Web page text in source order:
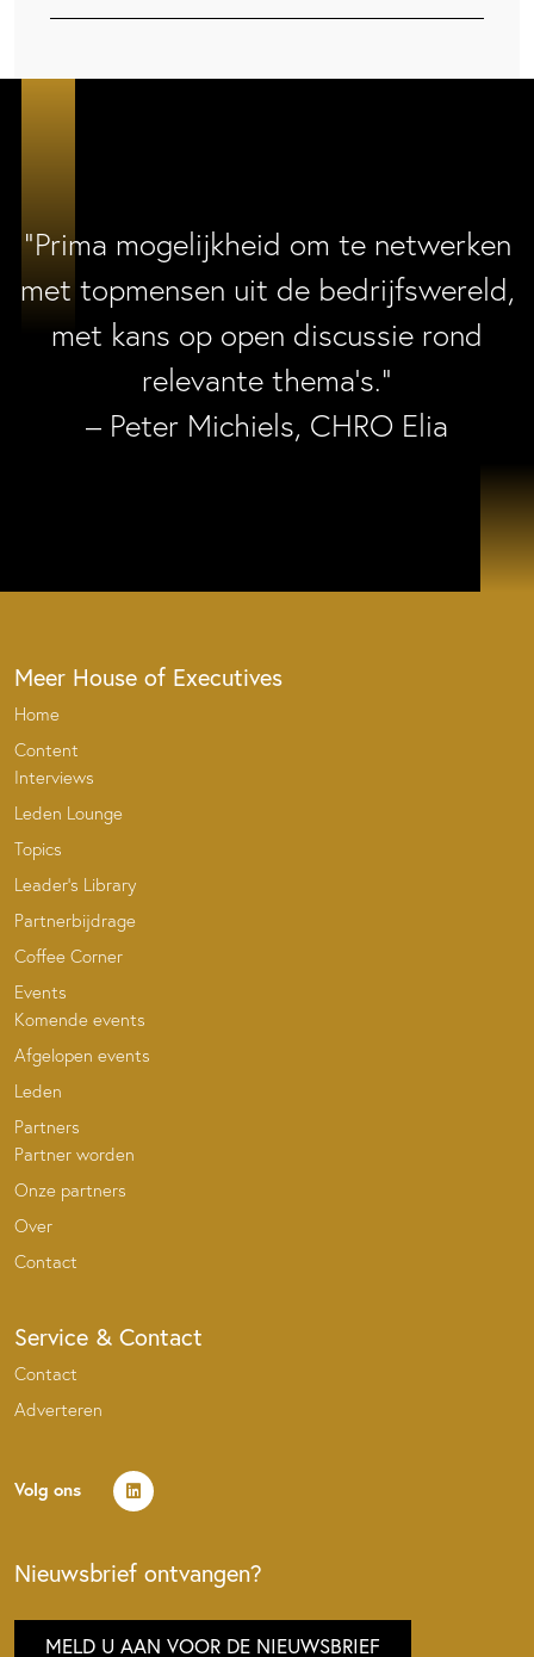
“Prima mogelijkheid om te netwerken
met topmensen uit de bedrijfswereld,
met kans op open discussie rond
relevante thema’s.”
– Peter Michiels, CHRO Elia
Meer House of Executives
Home
Content
Interviews
Leden Lounge
Topics
Leader’s Library
Partnerbijdrage
Coffee Corner
Events
Komende events
Afgelopen events
Leden
Partners
Partner worden
Onze partners
Over
Contact
Service & Contact
Contact
Adverteren
Volg ons
Nieuwsbrief ontvangen?
MELD U AAN VOOR DE NIEUWSBRIEF